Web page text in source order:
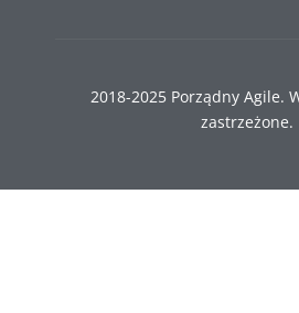
2018-2025 Porządny Agile.
zastrzeżone.